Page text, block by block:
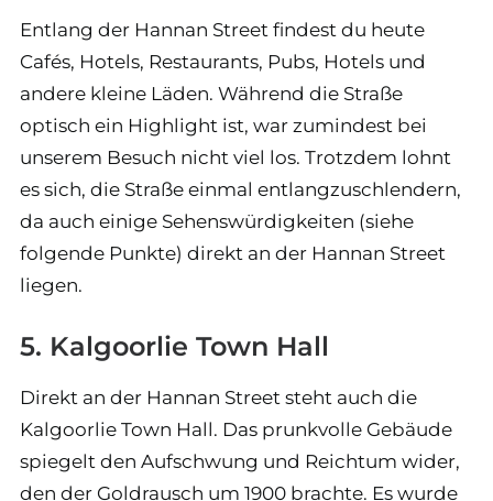
Entlang der Hannan Street findest du heute
Cafés, Hotels, Restaurants, Pubs, Hotels und
andere kleine Läden. Während die Straße
optisch ein Highlight ist, war zumindest bei
unserem Besuch nicht viel los. Trotzdem lohnt
es sich, die Straße einmal entlangzuschlendern,
da auch einige Sehenswürdigkeiten (siehe
folgende Punkte) direkt an der Hannan Street
liegen.
5. Kalgoorlie Town Hall
Direkt an der Hannan Street steht auch die
Kalgoorlie Town Hall. Das prunkvolle Gebäude
spiegelt den Aufschwung und Reichtum wider,
den der Goldrausch um 1900 brachte. Es wurde